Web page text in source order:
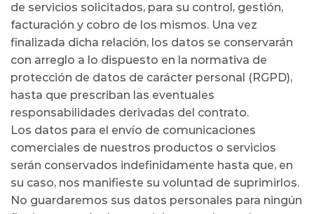
de servicios solicitados, para su control, gestión,
facturación y cobro de los mismos. Una vez
finalizada dicha relación, los datos se conservarán
con arreglo a lo dispuesto en la normativa de
protección de datos de carácter personal (RGPD),
hasta que prescriban las eventuales
responsabilidades derivadas del contrato.
Los datos para el envío de comunicaciones
comerciales de nuestros productos o servicios
serán conservados indefinidamente hasta que, en
su caso, nos manifieste su voluntad de suprimirlos.
No guardaremos sus datos personales para ningún